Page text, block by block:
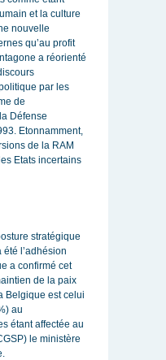
et la culture
nouvelle
qu’au profit
a réorienté
par les
de
Défense
Etonnamment,
de la RAM
Etats incertains
stratégique
l’adhésion
a confirmé cet
de la paix
Belgique est celui
au
étant affectée au
le ministère